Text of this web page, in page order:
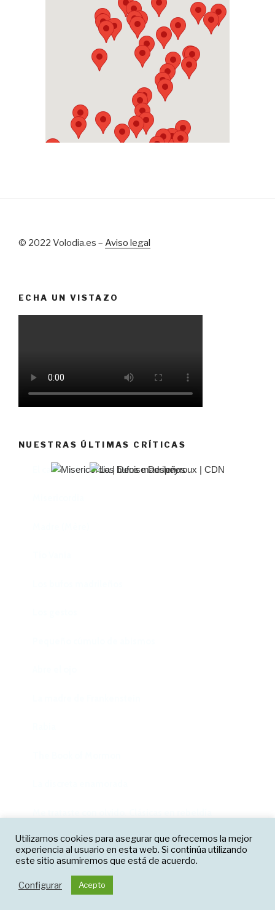
© 2022 Volodia.es – Aviso legal
ECHA UN VISTAZO
NUESTRAS ÚLTIMAS CRÍTICAS
El castillo de Lindabridis
Cielos
Facebook
Instagram
Correo electrónico
Funciona gracias a WordPress
Utilizamos cookies para asegurar que ofrecemos la mejor
experiencia al usuario en esta web. Si continúa utilizando
este sitio asumiremos que está de acuerdo.
Configurar Acepto